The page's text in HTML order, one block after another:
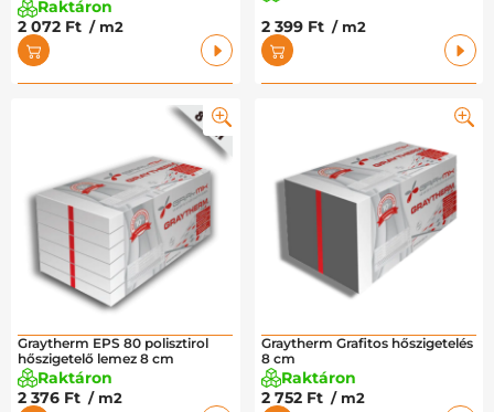
Raktáron
2 072 Ft / m2
2 399 Ft / m2
Graytherm EPS 80 polisztirol
hőszigetelő lemez 8 cm
Raktáron
2 376 Ft / m2
Graytherm Grafitos hőszigetelés
8 cm
Raktáron
2 752 Ft / m2